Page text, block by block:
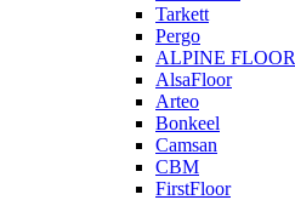
Tarkett
Pergo
ALPINE FLOOR
AlsaFloor
Arteo
Bonkeel
Camsan
CBM
FirstFloor